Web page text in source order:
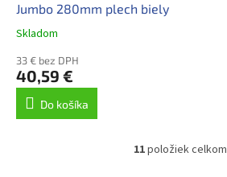
Jumbo 280mm plech biely
Skladom
33 € bez DPH
40,59 €
Do košíka
O
11položiek celkom